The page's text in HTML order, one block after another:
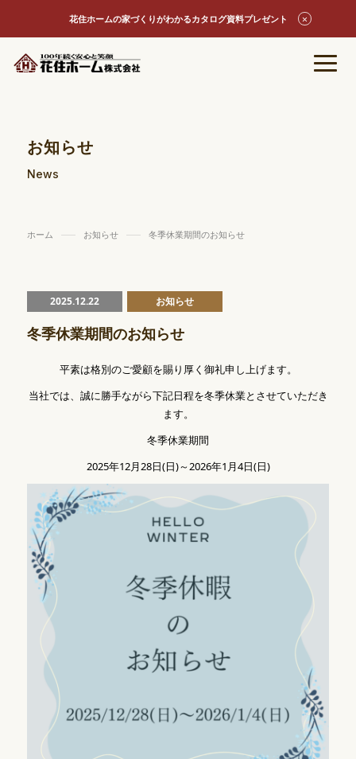
花住ホームの家づくりがわかるカタログ資料プレゼント
お知らせ
News
ホーム お知らせ 冬季休業期間のお知らせ
2025.12.22 お知らせ
冬季休業期間のお知らせ
平素は格別のご愛顧を賜り厚く御礼申し上げます。
当社では、誠に勝手ながら下記日程を冬季休業とさせていただき
ます。
冬季休業期間
2025年12月28日(日)～2026年1月4日(日)